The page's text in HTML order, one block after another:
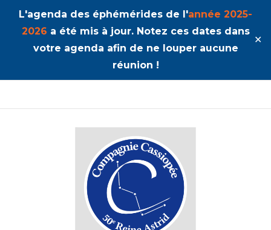
L'agenda des éphémérides de l'année 2025-
2026 a été mis à jour. Notez ces dates dans
votre agenda afin de ne louper aucune
réunion !
✕